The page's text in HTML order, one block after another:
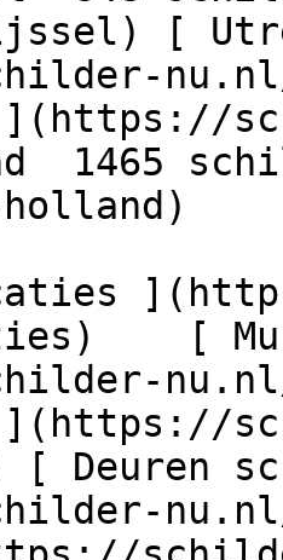
[
1465
[
](https://
[ Deuren